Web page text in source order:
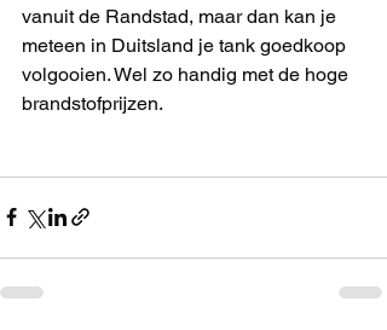
vanuit de Randstad, maar dan kan je
meteen in Duitsland je tank goedkoop
volgooien. Wel zo handig met de hoge
brandstofprijzen.